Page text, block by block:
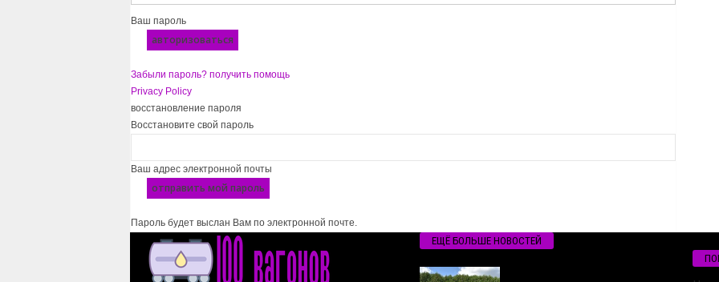
Ваш пароль
Забыли пароль? получить помощь
Privacy Policy
восстановление пароля
Восстановите свой пароль
Ваш адрес электронной почты
Пароль будет выслан Вам по электронной почте.
ЕЩЁ БОЛЬШЕ НОВОСТЕЙ